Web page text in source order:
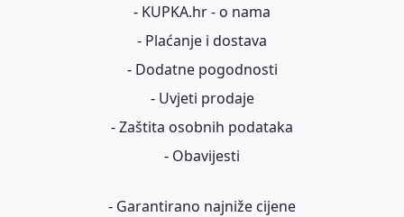
- KUPKA.hr - o nama
- Plaćanje i dostava
- Dodatne pogodnosti
- Uvjeti prodaje
-Zaštita osobnih podataka
- Obavijesti
- Garantirano najniže cijene